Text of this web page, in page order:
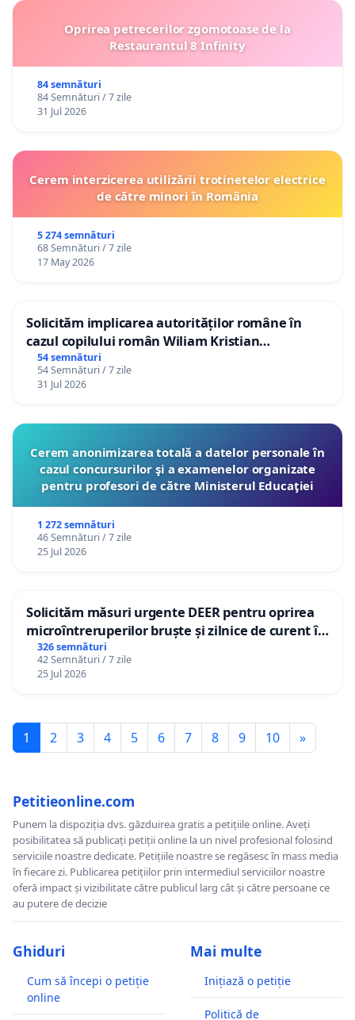
Oprirea petrecerilor zgomotoase de la
Restaurantul 8 Infinity
84 semnături
84 Semnături / 7 zile
31 Jul 2026
Cerem interzicerea utilizării trotinetelor electrice
de către minori în România
5 274 semnături
68 Semnături / 7 zile
17 May 2026
Solicităm implicarea autorităților române în
cazul copilului român Wiliam Kristian
Gheorghe, aflat în plasament în Danemarca de
12 ani
54 semnături
54 Semnături / 7 zile
31 Jul 2026
Cerem anonimizarea totală a datelor personale în
cazul concursurilor şi a examenelor organizate
pentru profesori de către Ministerul Educaţiei
1 272 semnături
46 Semnături / 7 zile
25 Jul 2026
Solicităm măsuri urgente DEER pentru oprirea
microîntreruperilor bruște și zilnice de curent în
Sâncraiu de Mureș și Nazna
326 semnături
42 Semnături / 7 zile
25 Jul 2026
1 2 3 4 5 6 7 8 9 10 »
Petitieonline.com
Punem la dispoziția dvs. găzduirea gratis a petițiile online. Aveți
posibilitatea să publicați petiții online la un nivel profesional folosind
serviciile noastre dedicate. Petițiile noastre se regăsesc în mass media
în fiecare zi. Publicarea petițiilor prin intermediul serviciilor noastre
oferă impact și vizibilitate către publicul larg cât și către persoane ce
au putere de decizie
Ghiduri
Cum să începi o petiție
online
Mai multe
Inițiază o petiție
Politică de